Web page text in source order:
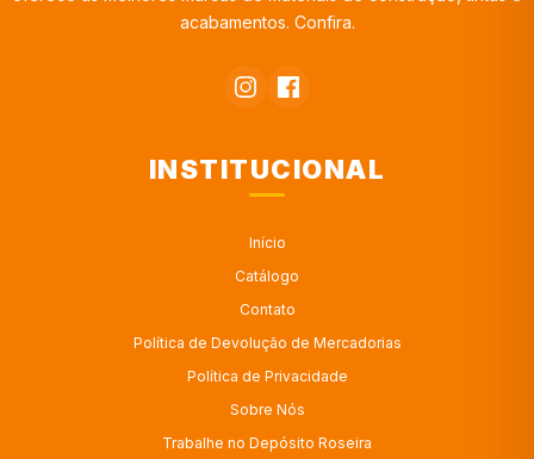
acabamentos. Confira.
INSTITUCIONAL
Início
Catálogo
Contato
Política de Devolução de Mercadorias
Política de Privacidade
Sobre Nós
Trabalhe no Depósito Roseira